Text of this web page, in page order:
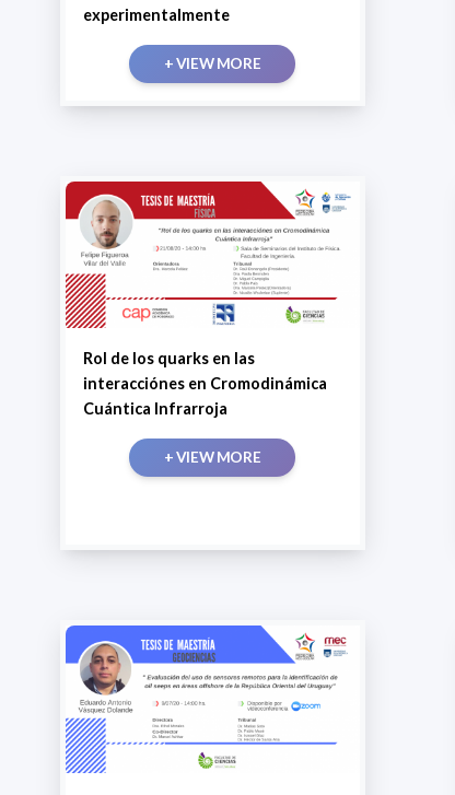
experimentalmente
+ VIEW MORE
Rol de los quarks en las
interacciónes en Cromodinámica
Cuántica Infrarroja
+ VIEW MORE